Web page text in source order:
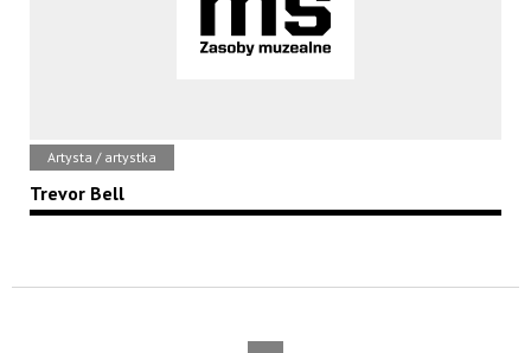
Artysta / artystka
Trevor Bell